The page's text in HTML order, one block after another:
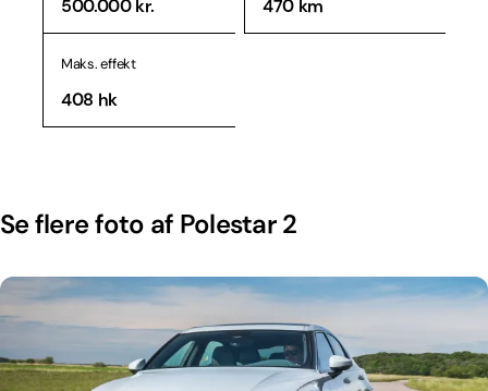
500.000 kr. 470 km
Maks. effekt
408 hk
Se flere foto af Polestar 2